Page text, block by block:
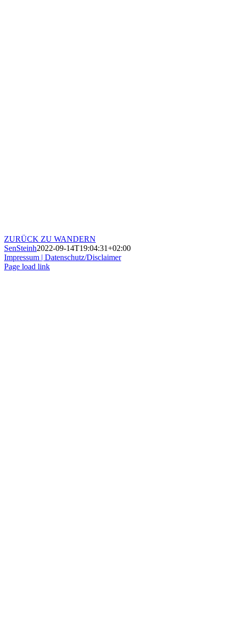
ZURÜCK ZU WANDERN
SenSteinh2022-09-14T19:04:31+02:00
Impressum | Datenschutz/Disclaimer
Page load link